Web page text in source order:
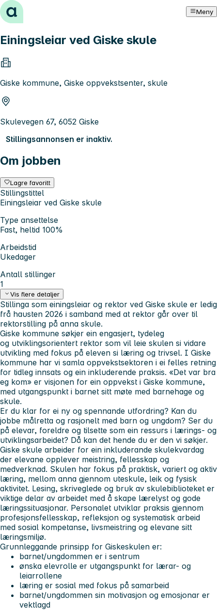
Hopp til innhold Meny
Einingsleiar ved Giske skule
Giske kommune, Giske oppvekstsenter, skule
Skulevegen 67, 6052 Giske
Stillingsannonsen er inaktiv.
Om jobben
Lagre favoritt
Stillingstittel
Einingsleiar ved Giske skule
Type ansettelse
Fast, heltid 100%
Arbeidstid
Ukedager
Antall stillinger
1
Vis flere detaljer
Stillinga som einingsleiar og rektor ved Giske skule er ledig
frå hausten 2026 i samband med at rektor går over til
rektorstilling på anna skule.
Giske kommune søkjer ein engasjert, tydeleg
og utviklingsorientert rektor som vil leie skulen si vidare
utvikling med fokus på eleven si læring og trivsel. I Giske
kommune har vi samla oppvekstsektoren i ei felles retning
for tidleg innsats og ein inkluderende praksis. «Det var bra
eg kom» er visjonen for ein oppvekst i Giske kommune,
med utgangspunkt i barnet sitt møte med barnehage og
skule.
Er du klar for ei ny og spennande utfordring? Kan du
jobbe målretta og rasjonelt med barn og ungdom? Ser du
på elevar, foreldre og tilsette som ein ressurs i lærings- og
utviklingsarbeidet? Då kan det hende du er den vi søkjer.
Giske skule arbeider for ein inkluderande skulekvardag
der elevane opplever meistring, fellesskap og
medverknad. Skulen har fokus på praktisk, variert og aktiv
læring, mellom anna gjennom uteskule, leik og fysisk
aktivitet. Lesing, skriveglede og bruk av skulebiblioteket er
viktige delar av arbeidet med å skape lærelyst og gode
læringssituasjonar. Personalet utviklar praksis gjennom
profesjonsfellesskap, refleksjon og systematisk arbeid
med sosial kompetanse, livsmeistring og elevane sitt
læringsmiljø.
Grunnleggande prinsipp for Giskeskulen er:
barnet/ungdommen er i sentrum
ønska elevrolle er utgangspunkt for lærar- og
leiarrollene
læring er sosial med fokus på samarbeid
barnet/ungdommen sin motivasjon og emosjonar er
vektlagd